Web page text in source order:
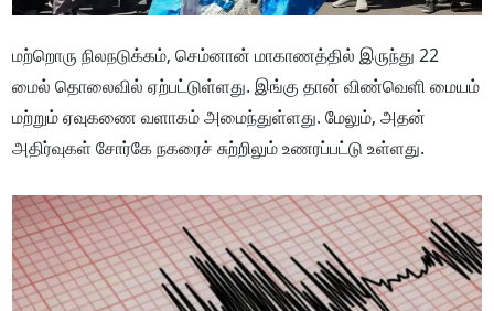
மற்றொரு நிலநடுக்கம், செம்னான் மாகாணத்தில் இருந்து 22
மைல் தொலைவில் ஏற்பட்டுள்ளது. இங்கு தான் விண்வெளி மையம்
மற்றும் ஏவுகணை வளாகம் அமைந்துள்ளது. மேலும், அதன்
அதிர்வுகள் சோர்கே நகரைச் சுற்றிலும் உணரப்பட்டு உள்ளது.